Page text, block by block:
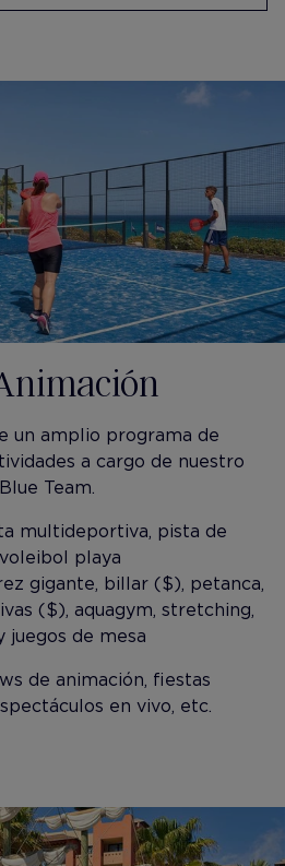
un amplio programa de
a cargo de nuestro
Team.
multideportiva, pista de
playa
gigante, billar ($), petanca,
($), aquagym, stretching,
juegos de mesa
de animación, fiestas
en vivo, etc.